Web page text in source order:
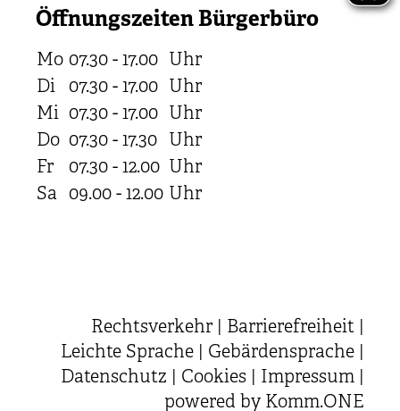
Öffnungszeiten Bürgerbüro
Mo 07.30 - 17.00 Uhr
Di
07.30 - 17.00 Uhr
Mi 07.30 - 17.00 Uhr
Do 07.30 - 17.30 Uhr
Fr
07.30 - 12.00 Uhr
Sa 09.00 - 12.00 Uhr
Rechtsverkehr Barrierefreiheit
Leichte Sprache
Gebärdensprache
Datenschutz
Cookies Impressum
powered by Komm.ONE